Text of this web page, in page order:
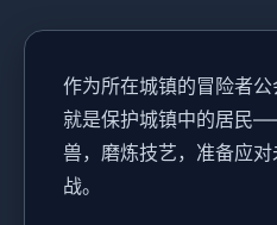
作为所在城镇的冒险者
就是保护城镇中的居民
兽，磨炼技艺，准备应
战。